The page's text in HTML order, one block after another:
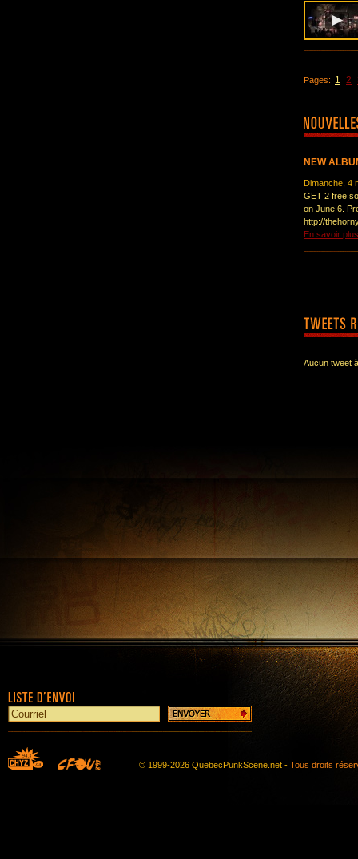
Pages: 1 2
NEW
Dimanche, 4
GET 2 free
on June 6.
http://
En savoir plus
Aucun tweet
© 1999-2026 QuebecPunkScene.net - Tous droits